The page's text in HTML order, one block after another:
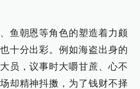
鱼朝恩等角色的塑造着力颇
十分出彩。例如海盗出身的
员，议事时大嚼甘蔗、心不
却精神抖擞，为了钱财不择